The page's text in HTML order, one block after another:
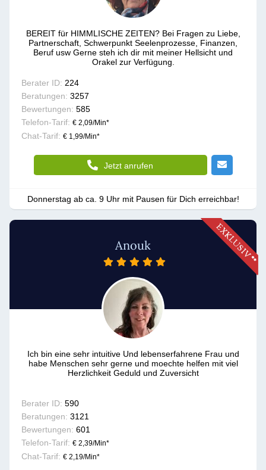
BEREIT für HIMMLISCHE ZEITEN? Bei Fragen zu Liebe,
Partnerschaft, Schwerpunkt Seelenprozesse, Finanzen,
Beruf usw Gerne steh ich dir mit meiner Hellsicht und
Orakel zur Verfügung.
Berater ID: 224
Beratungen: 3257
Bewertungen: 585
Telefon-Tarif: € 2,09/Min*
Chat-Tarif: € 1,99/Min*
Jetzt anrufen
Donnerstag ab ca. 9 Uhr mit Pausen für Dich erreichbar!
Anouk
Ich bin eine sehr intuitive Und lebenserfahrene Frau und
habe Menschen sehr gerne und moechte helfen mit viel
Herzlichkeit Geduld und Zuversicht
Berater ID: 590
Beratungen: 3121
Bewertungen: 601
Telefon-Tarif: € 2,39/Min*
Chat-Tarif: € 2,19/Min*